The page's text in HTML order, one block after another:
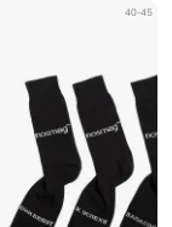
40-45